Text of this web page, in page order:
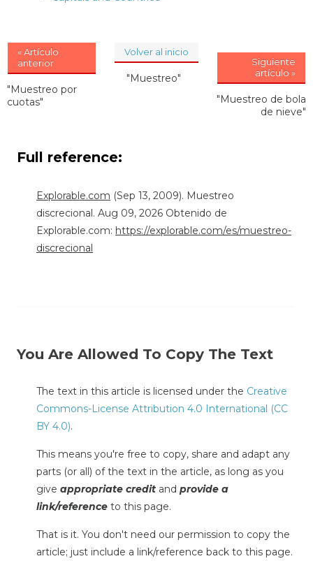
« Artículo
anterior
"Muestreo por
cuotas"
Volver al inicio
"Muestreo"
Siguiente
artículo »
"Muestreo de bola
de nieve"
Full reference:
Explorable.com (Sep 13, 2009). Muestreo
discrecional. Aug 09, 2026 Obtenido de
Explorable.com: https://explorable.com/es/muestreo-
discrecional
You Are Allowed To Copy The Text
The text in this article is licensed under the Creative
Commons-License Attribution 4.0 International (CC
BY 4.0).
This means you're free to copy, share and adapt any
parts (or all) of the text in the article, as long as you
give appropriate credit and provide a
link/reference to this page.
That is it. You don't need our permission to copy the
article; just include a link/reference back to this page.